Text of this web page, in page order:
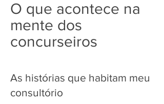
O que acontece na
mente dos
concurseiros
As histórias que habitam meu
consultório